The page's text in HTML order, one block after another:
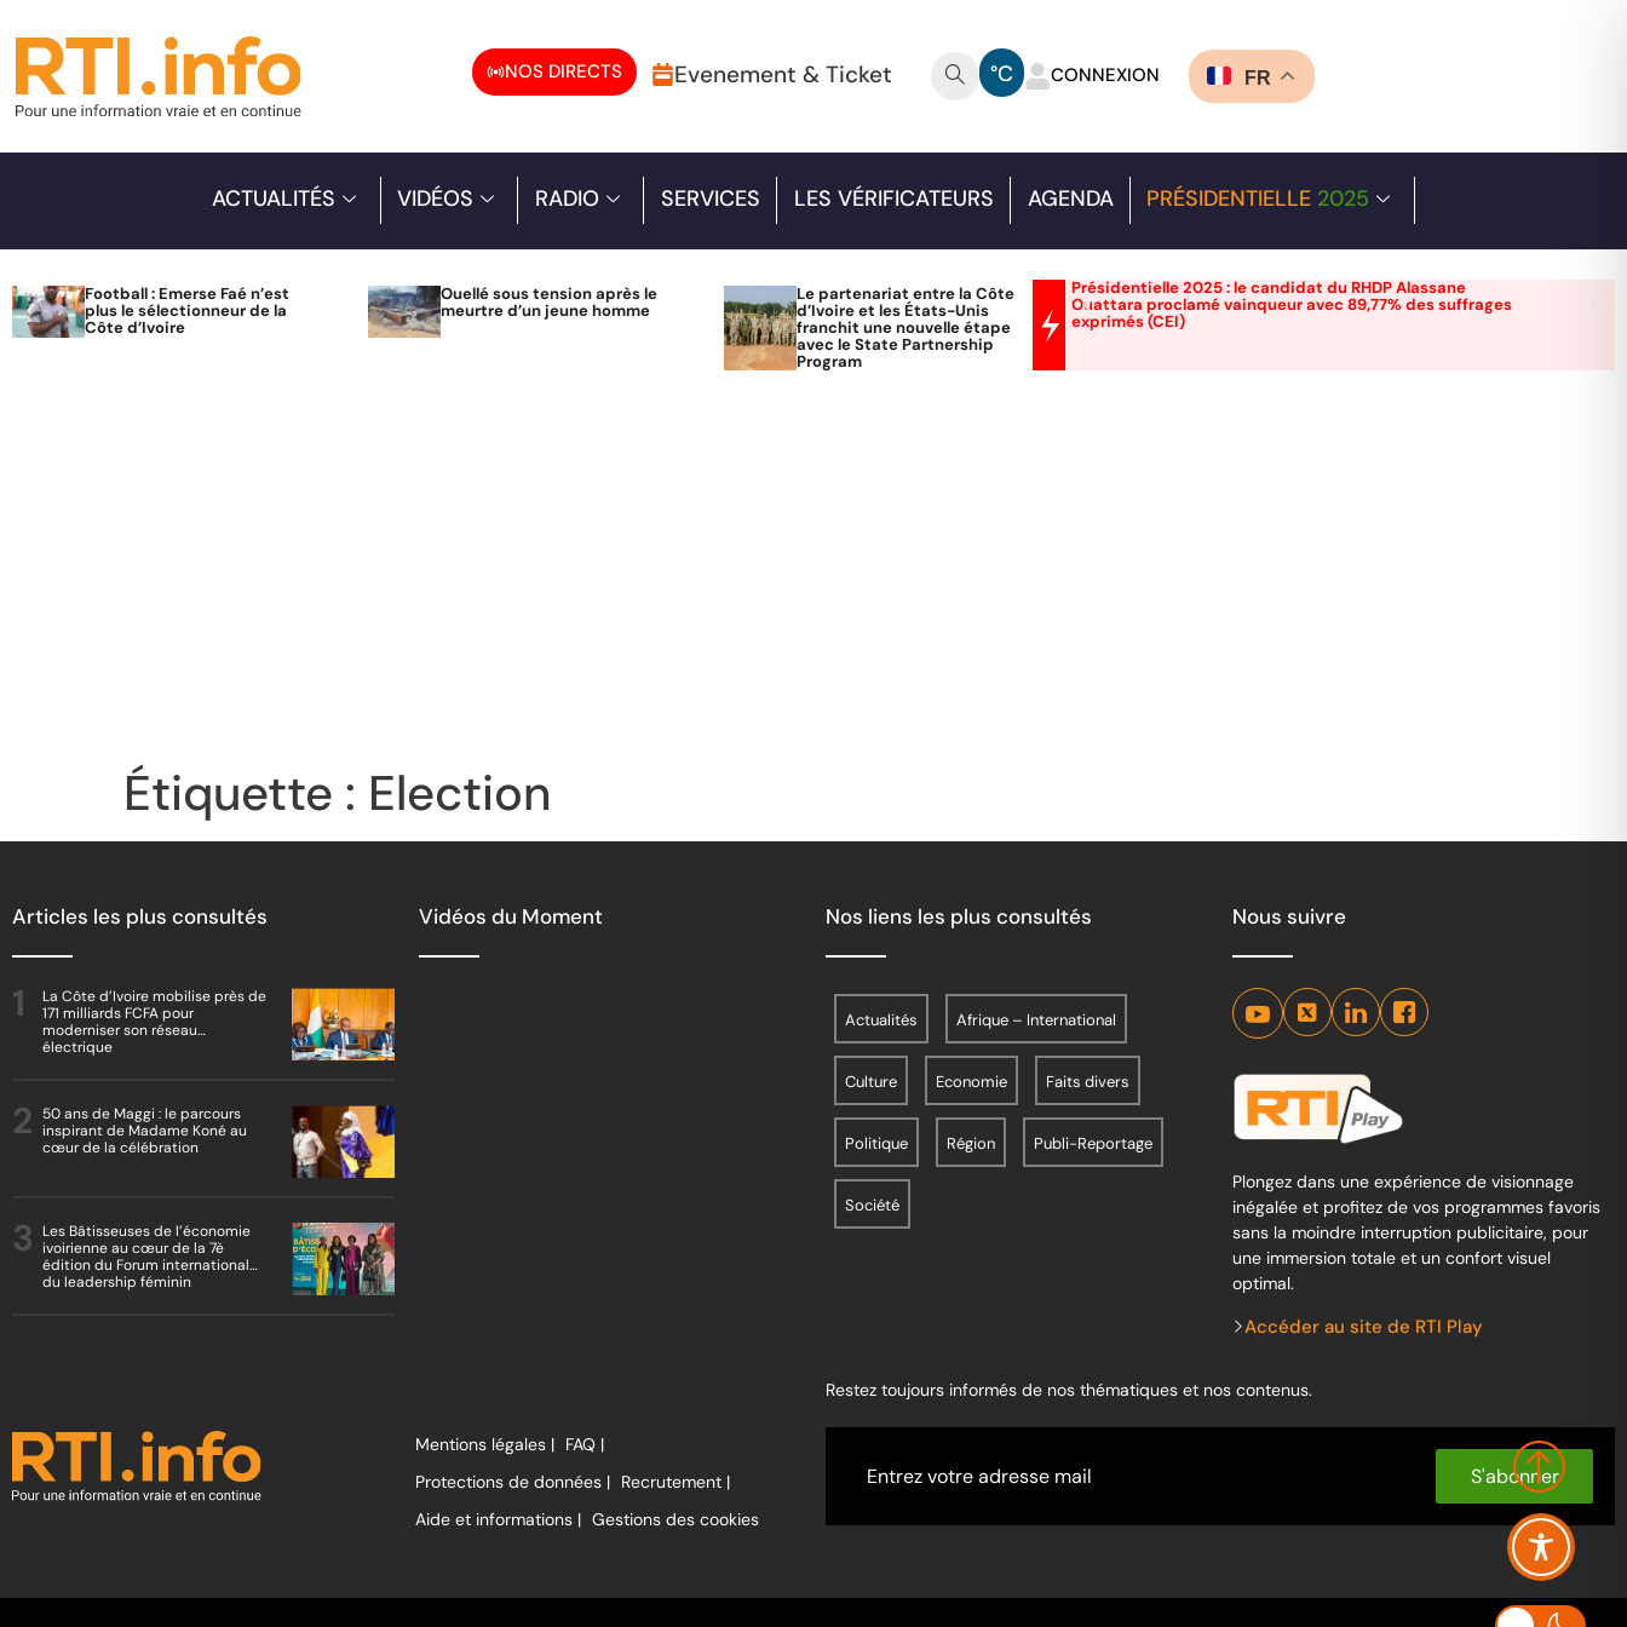
NOS DIRECTS Evenement & Ticket °C CONNEXION FR
ACTUALITÉS VIDÉOS RADIO SERVICES LES VÉRIFICATEURS AGENDA PRÉSIDENTIELLE 2025
Football : Emerse Faé n’est
plus le sélectionneur de la
Côte d’Ivoire
Ouellé sous tension après le
meurtre d’un jeune homme
Le partenariat entre la Côte
d’Ivoire et les États-Unis
franchit une nouvelle étape
avec le State Partnership
Program
Présidentielle 2025 : le candidat du RHDP Alassane
Ouattara proclamé vainqueur avec 89,77% des suffrages
exprimés (CEI)
Étiquette : Election
Articles les plus consultés
La Côte d’Ivoire mobilise près de
171 milliards FCFA pour
moderniser son réseau
électrique
50 ans de Maggi : le parcours
inspirant de Madame Koné au
cœur de la célébration
Les Bâtisseuses de l’économie
ivoirienne au cœur de la 7è
édition du Forum international
du leadership féminin
Vidéos du Moment Nos liens les plus consultés
Actualités Afrique – International
Culture Economie Faits divers
Politique Région Publi-Reportage
Société
Nous suivre
Plongez dans une expérience de visionnage
inégalée et profitez de vos programmes favoris
sans la moindre interruption publicitaire, pour
une immersion totale et un confort visuel
optimal.
Accéder au site de RTI Play
Mentions légales | FAQ |
Protections de données | Recrutement |
Aide et informations | Gestions des cookies
Restez toujours informés de nos thématiques et nos contenus.
S'abonner